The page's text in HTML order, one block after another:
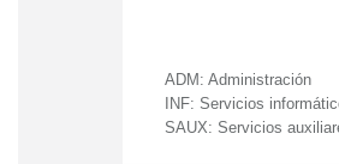
ADM: Administración
INF: Servicios
SAUX: Servicios